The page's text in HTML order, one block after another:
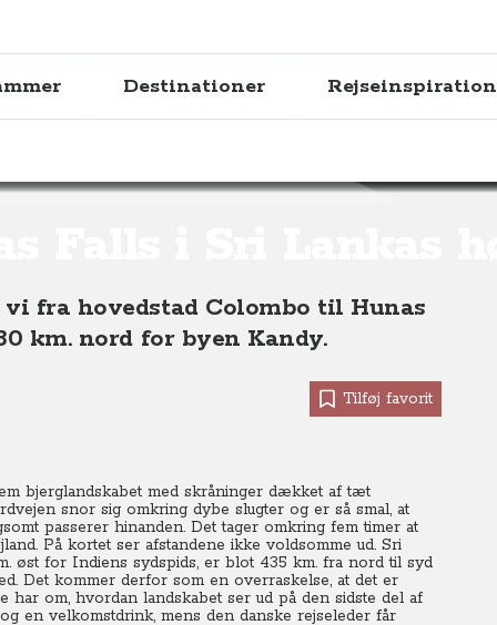
Destinationer Rejseinspiration
fra hovedstad Colombo til Hunas
km. nord for byen Kandy.
Tilføj favorit
bjerglandskabet med skråninger dækket af tæt
snor sig omkring dybe slugter og er så smal, at
passerer hinanden. Det tager omkring fem timer at
På kortet ser afstandene ikke voldsomme ud. Sri
øst for Indiens sydspids, er blot 435 km. fra nord til syd
Det kommer derfor som en overraskelse, at det er
om, hvordan landskabet ser ud på den sidste del af
en velkomstdrink, mens den danske rejseleder får